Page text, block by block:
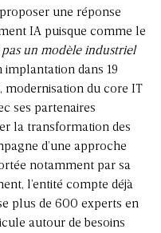
une réponse
IA puisque comme le
pas un modèle industriel
implantation dans 19
modernisation du core IT
ses partenaires
la transformation des
d’une approche
notamment par sa
l’entité compte déjà
plus de 600 experts en
autour de besoins